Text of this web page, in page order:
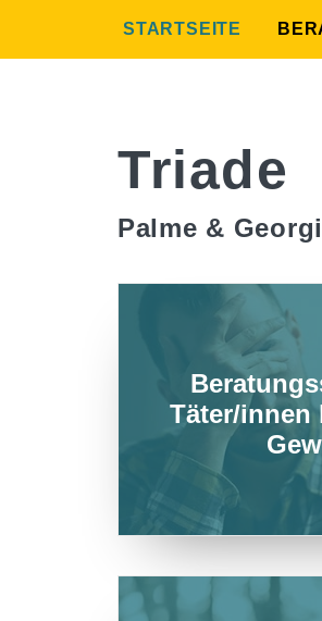
STARTSEITE
Triade
Palme &
Täter/innen